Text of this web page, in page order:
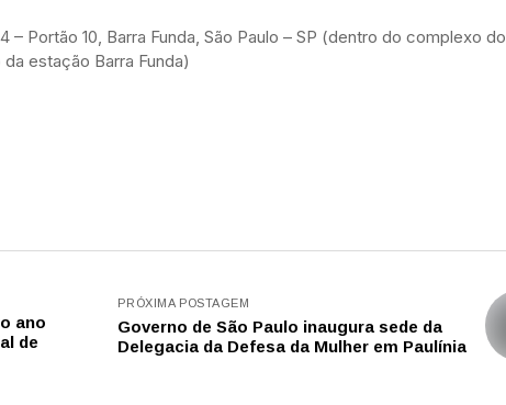
– Portão 10, Barra Funda, São Paulo – SP (dentro do complexo do
estação Barra Funda)
ano
de
PRÓXIMA POSTAGEM
Governo de São Paulo inaugura sede da
Delegacia da Defesa da Mulher em Paulínia